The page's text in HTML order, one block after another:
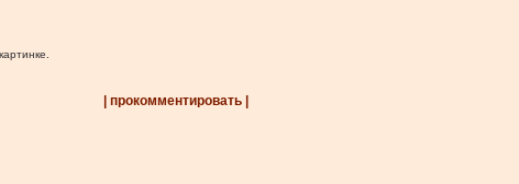
| прокомментировать |